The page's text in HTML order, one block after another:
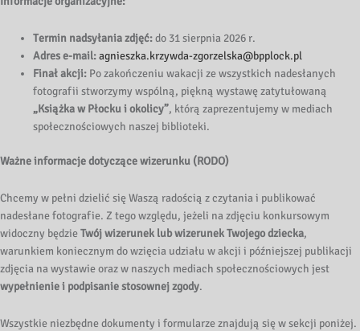
Termin nadsyłania zdjęć:do 31 sierpnia 2026 r.
Adres e-mail:agnieszka.krzywda-zgorzelska@bpplock.pl
Finał akcji: Po zakończeniu wakacji ze wszystkich nadesłanych
fotografii stworzymy wspólną, piękną wystawę zatytułowaną
„Książka w Płocku i okolicy”, którą zaprezentujemy w mediach
społecznościowych naszej biblioteki.
Ważne informacje dotyczące wizerunku (RODO)
Chcemy w pełni dzielić się Waszą radością z czytania i publikować
nadesłane fotografie. Z tego względu, jeżeli na zdjęciu konkursowym
widoczny będzieTwój wizerunek lub wizerunek Twojego dziecka,
warunkiem koniecznym do wzięcia udziału w akcji i późniejszej publikacji
zdjęcia na wystawie oraz w naszych mediach społecznościowych jest
wypełnienie i podpisanie stosownej zgody.
Wszystkie niezbędne dokumenty i formularze znajdują się w sekcji poniżej.